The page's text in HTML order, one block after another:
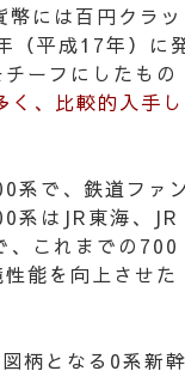
には百円クラッ
（平成17年）に
ーフにしたもの
、比較的入手し
系で、鉄道ファ
系はJR東海、JR
、これまでの700
能を向上させた
柄となる0系新